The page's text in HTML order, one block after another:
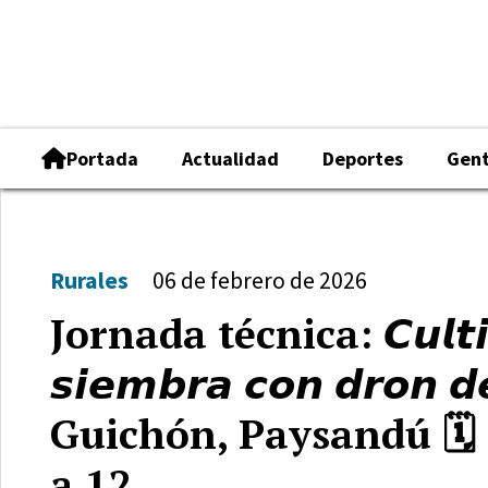
Portada Actualidad Deportes
Jornada técnica:
𝙨𝙞𝙚𝙢𝙗𝙧𝙖 𝙘𝙤𝙣 𝙙𝙧𝙤𝙣
Guichón, Paysandú 🗓️
Rurales 06 de febrero de 2026